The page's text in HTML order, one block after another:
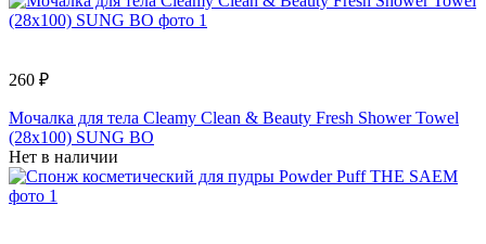
260 ₽
Мочалка для тела Cleamy Clean & Beauty Fresh Shower Towel
(28х100) SUNG BO
Нет в наличии